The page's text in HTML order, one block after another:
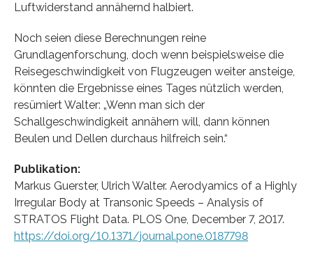
Luftwiderstand annähernd halbiert.
Noch seien diese Berechnungen reine
Grundlagenforschung, doch wenn beispielsweise die
Reisegeschwindigkeit von Flugzeugen weiter ansteige,
könnten die Ergebnisse eines Tages nützlich werden,
resümiert Walter: „Wenn man sich der
Schallgeschwindigkeit annähern will, dann können
Beulen und Dellen durchaus hilfreich sein.“
Publikation:
Markus Guerster, Ulrich Walter. Aerodyamics of a Highly
Irregular Body at Transonic Speeds – Analysis of
STRATOS Flight Data. PLOS One, December 7, 2017.
https://doi.org/10.1371/journal.pone.0187798